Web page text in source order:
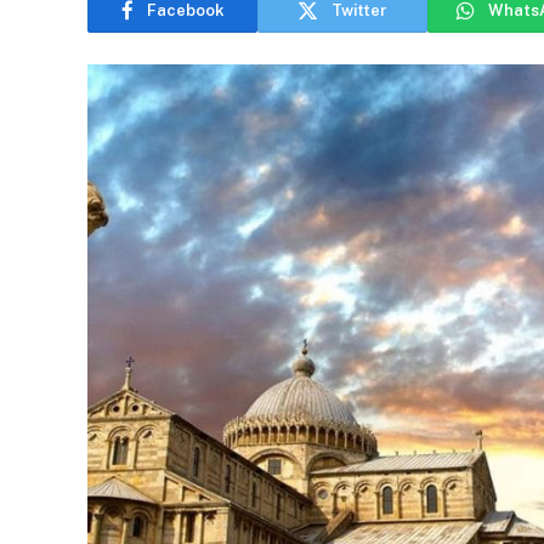
Facebook Twitter